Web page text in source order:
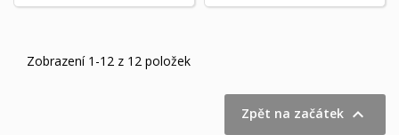
Zobrazení 1-12 z 12 položek
Zpět na začátek 